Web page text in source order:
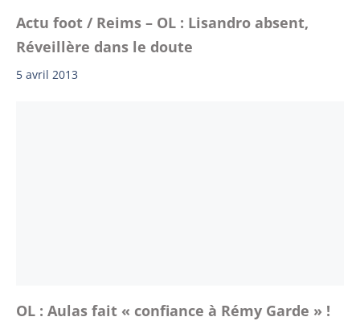
Actu foot / Reims – OL : Lisandro absent,
Réveillère dans le doute
5 avril 2013
OL : Aulas fait « confiance à Rémy Garde » !